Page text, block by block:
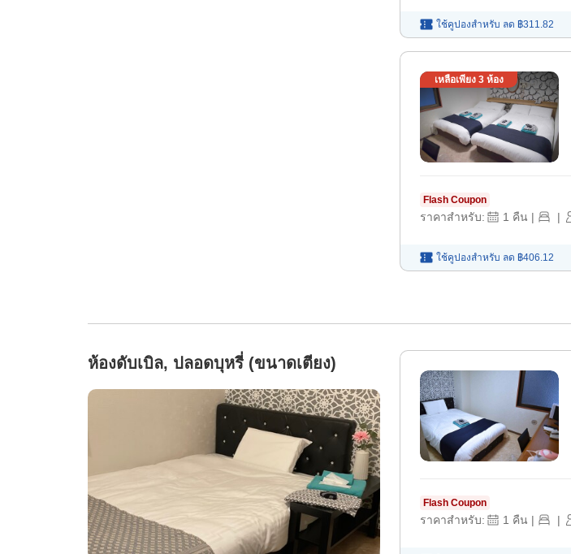
ใช้คูปองสำหรับ ลด ฿311.82
เหลือเพียง 3ห้อง
Flash Coupon
ราคาสำหรับ: 1 คืน | |
ใช้คูปองสำหรับ ลด ฿406.12
ห้องดับเบิล, ปลอดบุหรี่ (ขนาดเตียง)
Flash Coupon
ราคาสำหรับ: 1 คืน | |